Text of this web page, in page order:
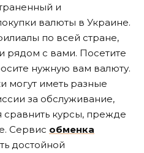
и
валюты в Украине.
по всей стране,
рядом с вами. Посетите
нужную вам валюту.
могут иметь разные
за обслуживание,
сравнить курсы, прежде
Сервис обменка
достойной